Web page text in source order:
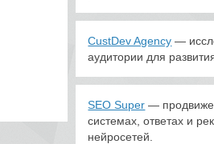
CustDev Agency —
аудитории для
SEO Super —
системах, ответах и
нейросетей.